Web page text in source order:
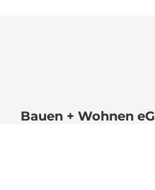
Bauen + Wohnen eG